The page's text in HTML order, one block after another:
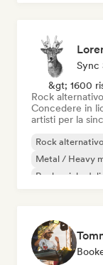
Sync
&gt; 1600
Rock alternativo
Concedere in
artisti per la
Rock alternativo
Metal / Heavy
Rock